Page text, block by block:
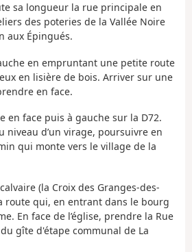
sa longueur la rue principale en
des poteries de la Vallée Noire
aux Épingués.
en empruntant une petite route
en lisière de bois. Arriver sur une
en face.
en face puis à gauche sur la D72.
niveau d’un virage, poursuivre en
qui monte vers le village de la
(la Croix des Granges-des-
route qui, en entrant dans le bourg
En face de l’église, prendre la Rue
gîte d'étape communal de La